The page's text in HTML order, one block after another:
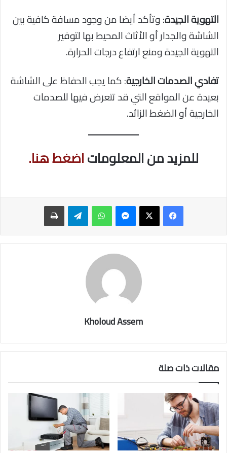
التهوية الجيدة: وتأكد أيضا من وجود مسافة كافية بين
الشاشة والجدار أو الأثاث المحيط بها لتوفير
التهوية الجيدة ومنع ارتفاع درجات الحرارة.
تفادي الصدمات الخارجية: كما يجب الحفاظ على الشاشة
بعيدة عن المواقع التي قد تتعرض فيها للصدمات
الخارجية أو الضغط الزائد.
للمزيد من المعلوماتاضغط هنا.
ماسنجر واتساب تيلقرام طباعة
Kholoud Assem
مقالات ذات صلة